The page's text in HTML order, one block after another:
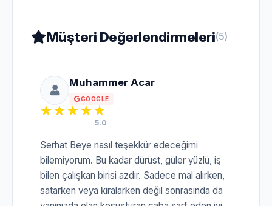
Müşteri Değerlendirmeleri(5)
Muhammer Acar
GOOGLE
5.0
Serhat Beye nasıl teşekkür edeceğimi
bilemiyorum. Bu kadar dürüst, güler yüzlü, iş
bilen çalışkan birisi azdır. Sadece mal alırken,
satarken veya kiralarken değil sonrasında da